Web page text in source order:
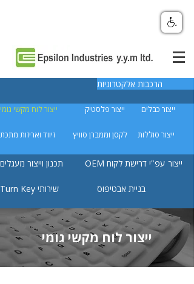
הרכבות אלקטרוניות
תכנון וייצור מעגלים OEM ייצור עפ"י דרישת לקוח
Turn Key שירותי בניית אבטיפוס
ייצור לוח מקשי גומי ייצור פלסטיק ייצור כבלים
זיווד ואריזות מתכת לקסן וממברן סוויץ ייצור סוללות
ייצור לוח מקשי גומי